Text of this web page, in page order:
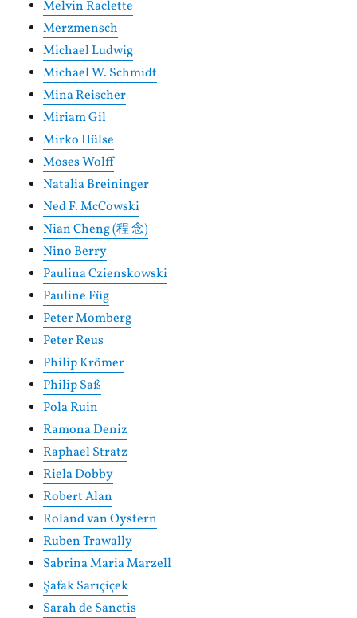
Melvin Raclette
Merzmensch
Michael Ludwig
Michael W. Schmidt
Mina Reischer
Miriam Gil
Mirko Hülse
Moses Wolff
Natalia Breininger
Ned F. McCowski
Nian Cheng (程 念)
Nino Berry
Paulina Czienskowski
Pauline Füg
Peter Momberg
Peter Reus
Philip Krömer
Philip Saß
Pola Ruin
Ramona Deniz
Raphael Stratz
Riela Dobby
Robert Alan
Roland van Oystern
Ruben Trawally
Sabrina Maria Marzell
Şafak Sarıçiçek
Sarah de Sanctis